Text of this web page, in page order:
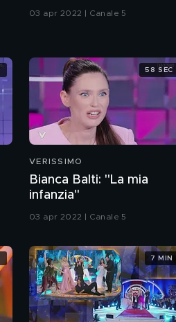
03 apr 2022 | Canale 5
VERISSIMO
Bianca Balti: "La mia
infanzia"
03 apr 2022 | Canale 5
58 SEC
7 MIN